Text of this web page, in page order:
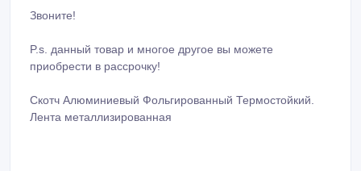
Звоните!
P.s. данный товар и многое другое вы можете
приобрести в рассрочку!
Скотч Алюминиевый Фольгированный Термостойкий.
Лента металлизированная